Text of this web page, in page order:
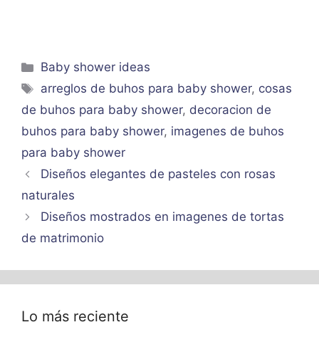
Categorías
Baby shower ideas
Etiquetas
arreglos de buhos para baby shower, cosas
de buhos para baby shower, decoracion de
buhos para baby shower, imagenes de buhos
para baby shower
Diseños elegantes de pasteles con rosas
naturales
Diseños mostrados en imagenes de tortas
de matrimonio
Lo más reciente